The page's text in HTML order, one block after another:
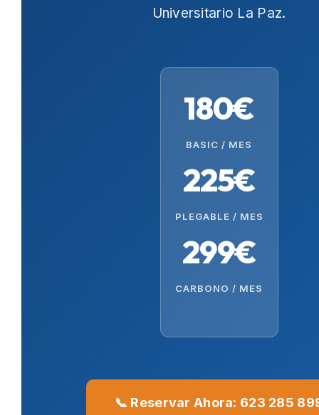
Universitario La Paz.
180€
BASIC / MES
225€
PLEGABLE / MES
299€
CARBONO / MES
📞 Reservar Ahora: 623 285